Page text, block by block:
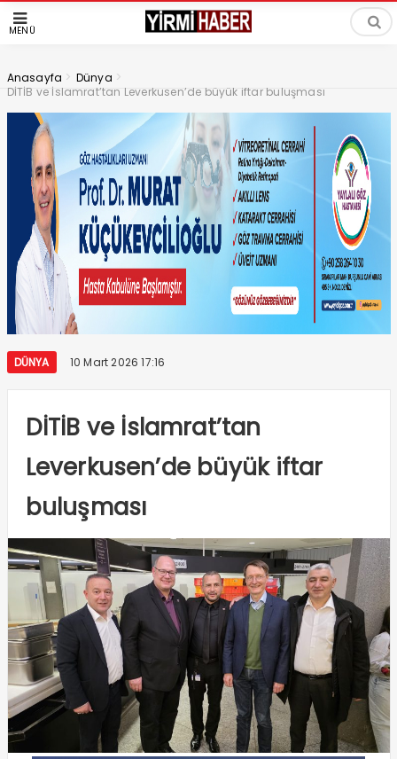
MENÜ
Anasayfa > Dünya >
DİTİB ve İslamrat’tan Leverkusen’de büyük iftar buluşması
DÜNYA 10 Mart 2026 17:16
DİTİB ve İslamrat’tan
Leverkusen’de büyük iftar
buluşması